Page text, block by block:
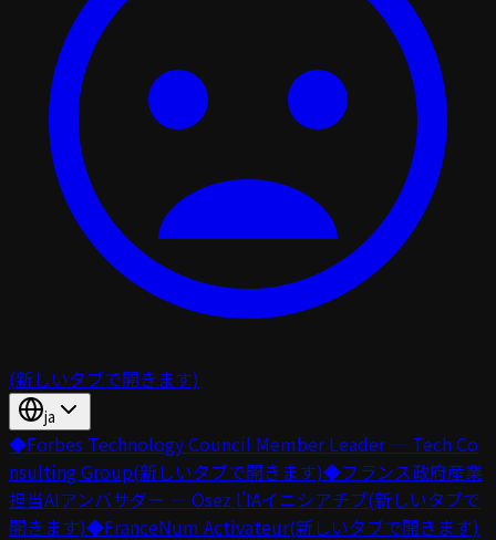
(新しいタブで開きます)
ja
◆Forbes Technology Council Member Leader — Tech Co
nsulting Group(新しいタブで開きます)◆フランス政府産業
担当AIアンバサダー — Osez l’IAイニシアチブ(新しいタブで
開きます)◆FranceNum Activateur(新しいタブで開きます)